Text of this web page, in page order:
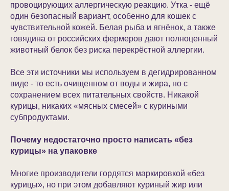
провоцирующих аллергическую реакцию. Утка - ещё
один безопасный вариант, особенно для кошек с
чувствительной кожей. Белая рыба и ягнёнок, а также
говядина от российских фермеров дают полноценный
животный белок без риска перекрёстной аллергии.
Все эти источники мы используем в дегидрированном
виде - то есть очищенном от воды и жира, но с
сохранением всех питательных свойств. Никакой
курицы, никаких «мясных смесей» с куриными
субпродуктами.
Почему недостаточно просто написать «без
курицы» на упаковке
Многие производители гордятся маркировкой «без
курицы», но при этом добавляют куриный жир или